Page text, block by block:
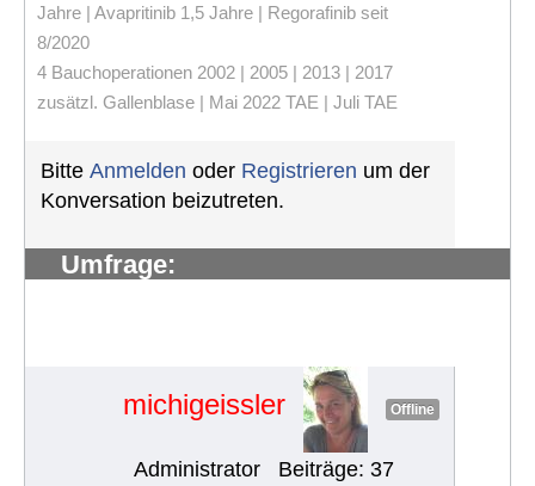
Jahre | Avapritinib 1,5 Jahre | Regorafinib seit
8/2020
4 Bauchoperationen 2002 | 2005 | 2013 | 2017
zusätzl. Gallenblase | Mai 2022 TAE | Juli TAE
Bitte Anmelden oder Registrieren um der
Konversation beizutreten.
Umfrage:
michigeissler Offline
Administrator Beiträge: 37